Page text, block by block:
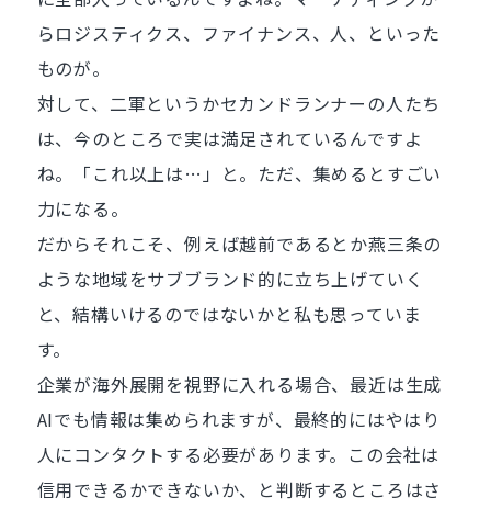
らロジスティクス、ファイナンス、人、といった
ものが。
対して、二軍というかセカンドランナーの人たち
は、今のところで実は満足されているんですよ
ね。「これ以上は…」と。ただ、集めるとすごい
力になる。
だからそれこそ、例えば越前であるとか燕三条の
ような地域をサブブランド的に立ち上げていく
と、結構いけるのではないかと私も思っていま
す。
企業が海外展開を視野に入れる場合、最近は生成
AIでも情報は集められますが、最終的にはやはり
人にコンタクトする必要があります。この会社は
信用できるかできないか、と判断するところはさ